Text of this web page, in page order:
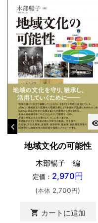
地域文化の可能性
木部暢子 編
定価： 2,970円
(本体 2,700円)
shopping_cart カートに追加